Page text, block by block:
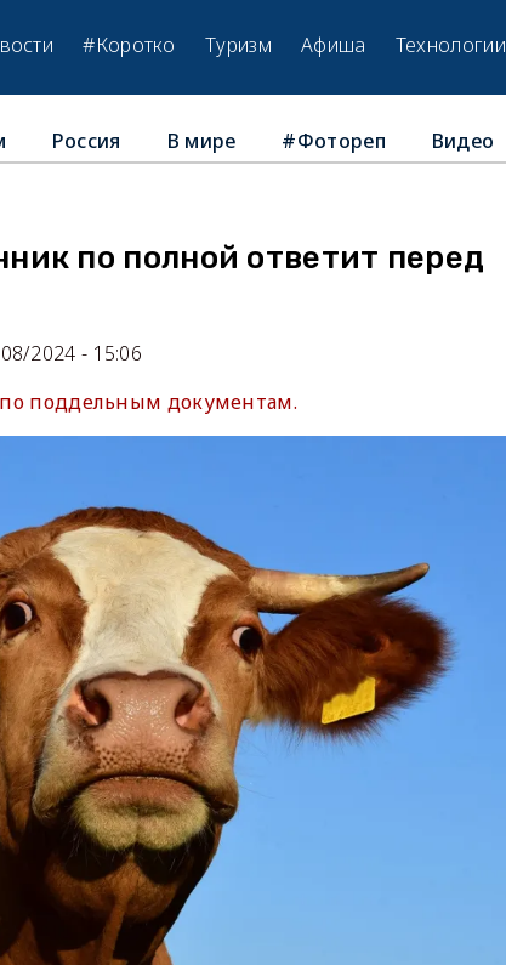
#Коротко Туризм Афиша Технологии
Россия В мире #Фотореп Видео
по полной ответит перед
2024 - 15:06
по поддельным документам.